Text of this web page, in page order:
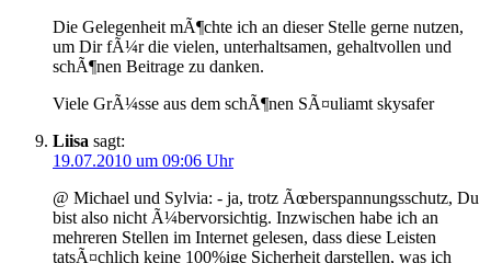
Die Gelegenheit mÃ¶chte ich an dieser Stelle gerne nutzen,
um Dir fÃ¼r die vielen, unterhaltsamen, gehaltvollen und
schÃ¶nen Beitrage zu danken.
Viele GrÃ¼sse aus dem schÃ¶nen SÃ¤uliamt skysafer
Liisa sagt:
19.07.2010 um 09:06 Uhr
@ Michael und Sylvia: - ja, trotz Ãœberspannungsschutz, Du
bist also nicht Ã¼bervorsichtig. Inzwischen habe ich an
mehreren Stellen im Internet gelesen, dass diese Leisten
tatsÃ¤chlich keine 100%ige Sicherheit darstellen, was ich